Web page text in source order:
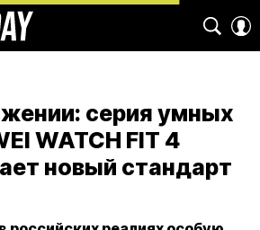
серия умных
WATCH FIT 4
новый стандарт